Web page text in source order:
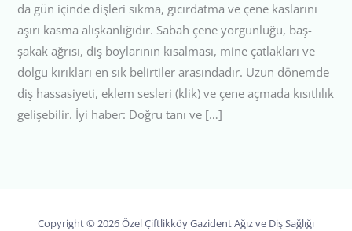
da gün içinde dişleri sıkma, gıcırdatma ve çene kaslarını
aşırı kasma alışkanlığıdır. Sabah çene yorgunluğu, baş-
şakak ağrısı, diş boylarının kısalması, mine çatlakları ve
dolgu kırıkları en sık belirtiler arasındadır. Uzun dönemde
diş hassasiyeti, eklem sesleri (klik) ve çene açmada kısıtlılık
gelişebilir. İyi haber: Doğru tanı ve […]
Copyright © 2026 Özel Çiftlikköy Gazident Ağız ve Diş Sağlığı